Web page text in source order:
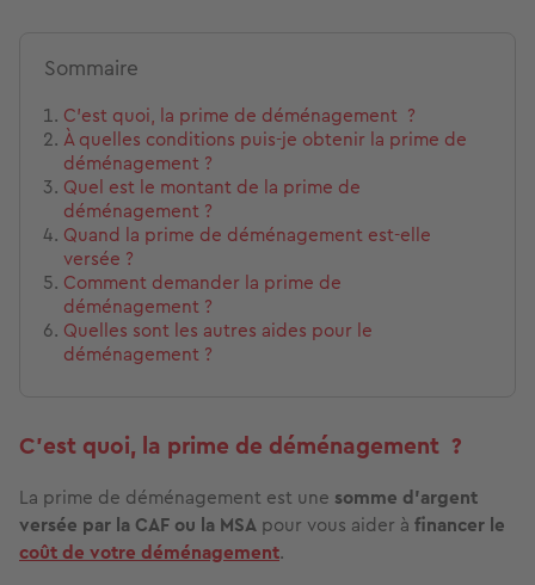
Sommaire
C’est quoi, la prime de déménagement ?
À quelles conditions puis-je obtenir la prime de
déménagement ?
Quel est le montant de la prime de
déménagement ?
Quand la prime de déménagement est-elle
versée ?
Comment demander la prime de
déménagement ?
Quelles sont les autres aides pour le
déménagement ?
C’est quoi, la prime de déménagement ?
La prime de déménagement est une somme d'argent
versée par la CAF ou la MSA pour vous aider à financer le
coût de votre déménagement.